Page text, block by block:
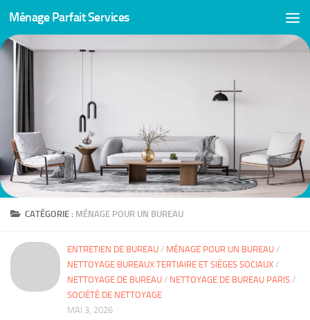
Skip to content
Ménage Parfait Services
CATÉGORIE : MÉNAGE POUR UN BUREAU
ENTRETIEN DE BUREAU / MÉNAGE POUR UN BUREAU /
NETTOYAGE BUREAUX TERTIAIRE ET SIÈGES SOCIAUX /
NETTOYAGE DE BUREAU / NETTOYAGE DE BUREAU PARIS /
SOCIÉTÉ DE NETTOYAGE
MAI 3, 2026